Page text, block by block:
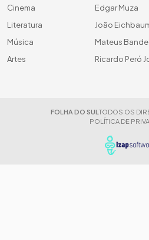
Cinema
Literatura
Música
Artes
Edgar Muza
João
Mateus
Ricardo Peró
FOLHA DO SUL TODOS OS
POLÍTICA DE